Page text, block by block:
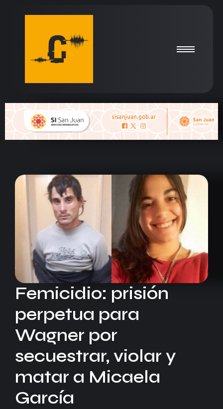
Femicidio: prisión
perpetua para
Wagner por
secuestrar, violar y
matar a Micaela
García